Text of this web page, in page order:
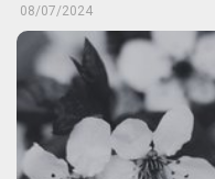
08/07/2024